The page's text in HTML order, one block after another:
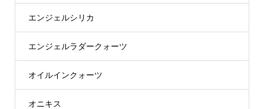
エンジェルシリカ
エンジェルラダークォーツ
オイルインクォーツ
オニキス